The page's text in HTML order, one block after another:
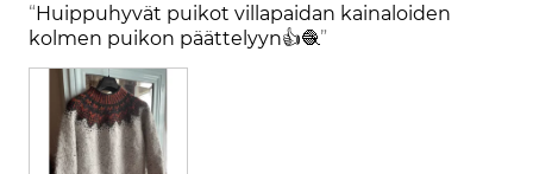
Huippuhyvät puikot villapaidan kainaloiden
kolmen puikon päättelyyn👍🧶